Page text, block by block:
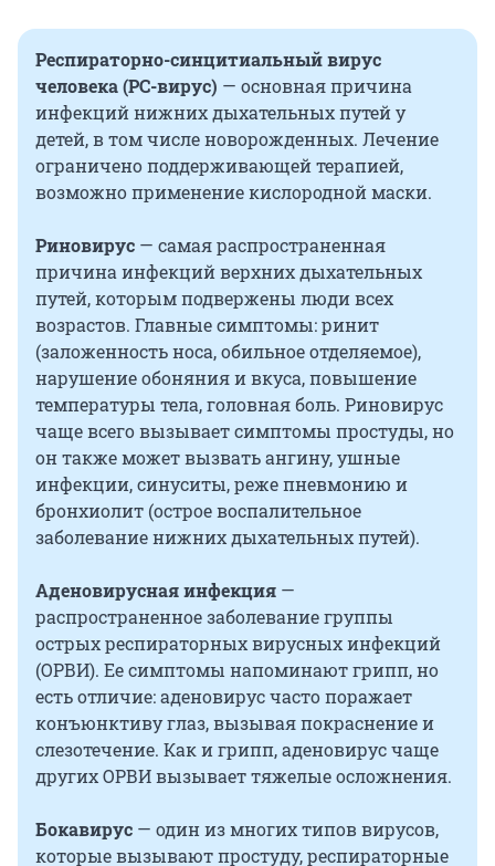
Респираторно-синцитиальный вирус
человека (РС-вирус) — основная причина
инфекций нижних дыхательных путей у
детей, в том числе новорожденных. Лечение
ограничено поддерживающей терапией,
возможно применение кислородной маски.
Риновирус — самая распространенная
причина инфекций верхних дыхательных
путей, которым подвержены люди всех
возрастов. Главные симптомы: ринит
(заложенность носа, обильное отделяемое),
нарушение обоняния и вкуса, повышение
температуры тела, головная боль. Риновирус
чаще всего вызывает симптомы простуды, но
он также может вызвать ангину, ушные
инфекции, синуситы, реже пневмонию и
бронхиолит (острое воспалительное
заболевание нижних дыхательных путей).
Аденовирусная инфекция —
распространенное заболевание группы
острых респираторных вирусных инфекций
(ОРВИ). Ее симптомы напоминают грипп, но
есть отличие: аденовирус часто поражает
конъюнктиву глаз, вызывая покраснение и
слезотечение. Как и грипп, аденовирус чаще
других ОРВИ вызывает тяжелые осложнения.
Бокавирус — один из многих типов вирусов,
которые вызывают простуду, респираторные